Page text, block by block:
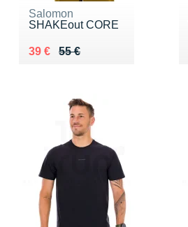
Salomon
SHAKEout CORE
55 €
Au lieu de 55 €
39 €
Vendu 39 €